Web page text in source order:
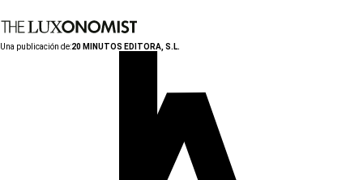
Una publicación de:20 MINUTOS EDITORA, S.L.